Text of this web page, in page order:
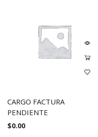
CARGO FACTURA
PENDIENTE
$0.00